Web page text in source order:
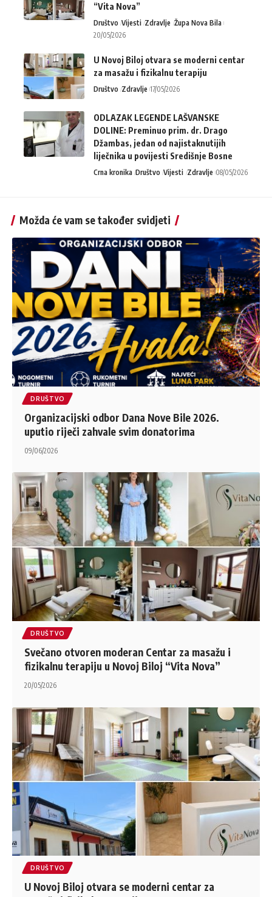
“Vita Nova”
Društvo Vijesti Zdravlje Župa Nova Bila
20/05/2026
U Novoj Biloj otvara se moderni centar
za masažu i fizikalnu terapiju
Društvo Zdravlje 17/05/2026
ODLAZAK LEGENDE LAŠVANSKE
DOLINE: Preminuo prim. dr. Drago
Džambas, jedan od najistaknutijih
liječnika u povijesti Središnje Bosne
Crna kronika Društvo Vijesti Zdravlje 08/05/2026
Možda će vam se također svidjeti
DRUŠTVO
Organizacijski odbor Dana Nove Bile 2026.
uputio riječi zahvale svim donatorima
09/06/2026
DRUŠTVO
Svečano otvoren moderan Centar za masažu i
fizikalnu terapiju u Novoj Biloj “Vita Nova”
20/05/2026
DRUŠTVO
U Novoj Biloj otvara se moderni centar za